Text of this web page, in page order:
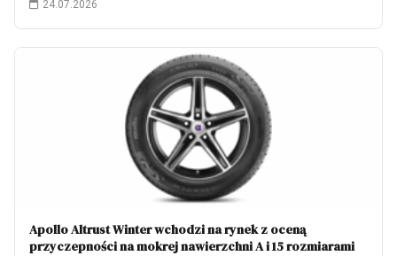
24.07.2026
Apollo Altrust Winter wchodzi na rynek z oceną
przyczepności na mokrej nawierzchni A i 15 rozmiarami